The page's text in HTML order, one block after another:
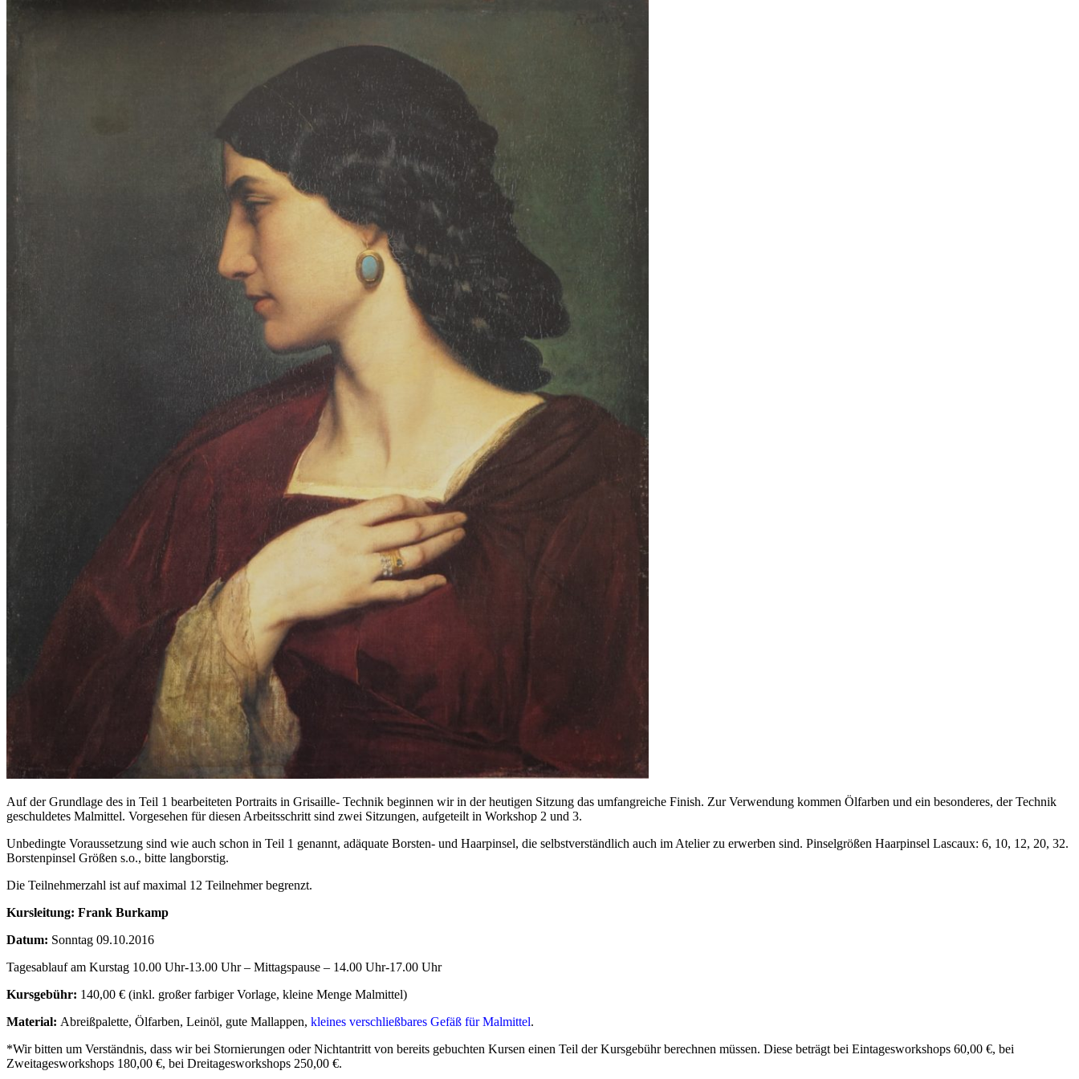
Auf der Grundlage des in Teil 1 bearbeiteten Portraits in Grisaille- Technik beginnen wir in der heutigen Sitzung das umfangreiche Finish. Zur Verwendung kommen Ölfarben und ein besonderes, der Technik
geschuldetes Malmittel. Vorgesehen für diesen Arbeitsschritt sind zwei Sitzungen, aufgeteilt in Workshop 2 und 3.
Unbedingte Voraussetzung sind wie auch schon in Teil 1 genannt, adäquate Borsten- und Haarpinsel, die selbstverständlich auch im Atelier zu erwerben sind. Pinselgrößen Haarpinsel Lascaux: 6, 10, 12, 20, 32.
Borstenpinsel Größen s.o., bitte langborstig.
Die Teilnehmerzahl ist auf maximal 12 Teilnehmer begrenzt.
Kursleitung: Frank Burkamp
Datum: Sonntag 09.10.2016
Tagesablauf am Kurstag 10.00 Uhr-13.00 Uhr – Mittagspause – 14.00 Uhr-17.00 Uhr
Kursgebühr: 140,00 € (inkl. großer farbiger Vorlage, kleine Menge Malmittel)
Material: Abreißpalette, Ölfarben, Leinöl, gute Mallappen, kleines verschließbares Gefäß für Malmittel.
*Wir bitten um Verständnis, dass wir bei Stornierungen oder Nichtantritt von bereits gebuchten Kursen einen Teil der Kursgebühr berechnen müssen. Diese beträgt bei Eintagesworkshops 60,00 €, bei
Zweitagesworkshops 180,00 €, bei Dreitagesworkshops 250,00 €.